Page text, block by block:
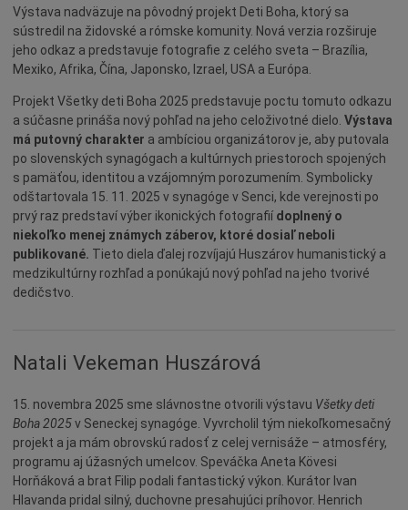
Seniori
Partnerské mestá
Národnostné menšiny
Podujatie
Cyklomesto
Rekonštrukcia
História
Turizmus
Slnečné jazerá
Zdravotníctvo
Dobrovoľníctvo
Benefícia
Dobrovoľníctvo
Benefícia
Duchovný život
EkoMesto
Výstava nadväzuje na pôvodný projekt Deti Boha, ktorý sa
sústredil na židovské a rómske komunity. Nová verzia rozširuje
jeho odkaz a predstavuje fotografie z celého sveta – Brazília,
Mexiko, Afrika, Čína, Japonsko, Izrael, USA a Európa.
Projekt Všetky deti Boha 2025 predstavuje poctu tomuto odkazu
a súčasne prináša nový pohľad na jeho celoživotné dielo. Výstava
má putovný charakter a ambíciou organizátorov je, aby putovala
po slovenských synagógach a kultúrnych priestoroch spojených
s pamäťou, identitou a vzájomným porozumením. Symbolicky
odštartovala 15. 11. 2025 v synagóge v Senci, kde verejnosti po
prvý raz predstaví výber ikonických fotografií doplnený o
niekoľko menej známych záberov, ktoré dosiaľ neboli
publikované. Tieto diela ďalej rozvíjajú Huszárov humanistický a
medzikultúrny rozhľad a ponúkajú nový pohľad na jeho tvorivé
dedičstvo.
Natali Vekeman Huszárová
15. novembra 2025 sme slávnostne otvorili výstavu Všetky deti
Boha 2025v Seneckej synagóge. Vyvrcholil tým niekoľkomesačný
projekt a ja mám obrovskú radosť z celej vernisáže – atmosféry,
programu aj úžasných umelcov. Speváčka Aneta Kövesi
Horňáková a brat Filip podali fantastický výkon. Kurátor Ivan
Hlavanda pridal silný, duchovne presahujúci príhovor. Henrich